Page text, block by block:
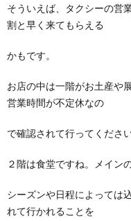
そういえば、タクシーの営
割と早く来てもらえる
かもです。
お店の中は一階がお土産や
営業時間が不定休なの
で確認されて行ってください
２階は食堂ですね。メイン
シーズンや日程によっては
れて行かれることを